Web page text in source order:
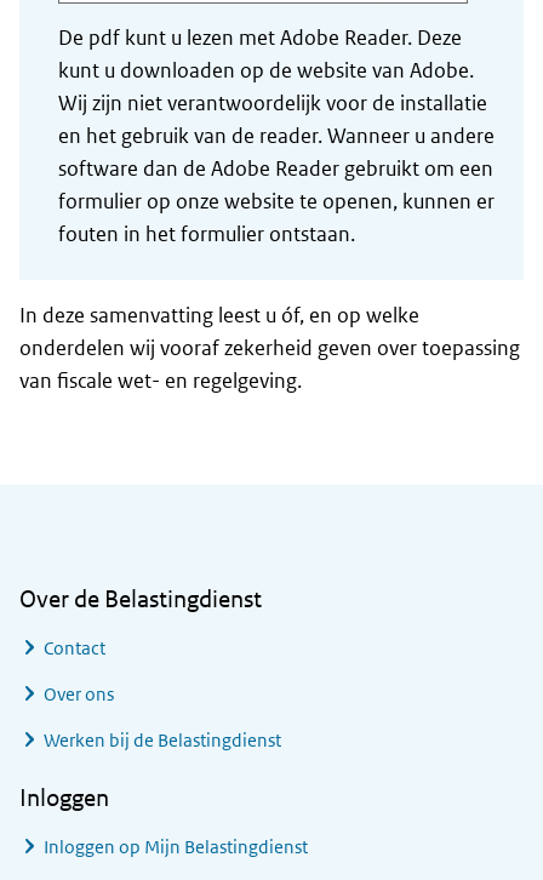
De pdf kunt u lezen met Adobe Reader. Deze
kunt u downloaden op de website van Adobe.
Wij zijn niet verantwoordelijk voor de installatie
en het gebruik van de reader. Wanneer u andere
software dan de Adobe Reader gebruikt om een
formulier op onze website te openen, kunnen er
fouten in het formulier ontstaan.
In deze samenvatting leest u óf, en op welke
onderdelen wij vooraf zekerheid geven over toepassing
van fiscale wet- en regelgeving.
Over de Belastingdienst
Contact
Over ons
Werken bij de Belastingdienst
Inloggen
Inloggen op Mijn Belastingdienst